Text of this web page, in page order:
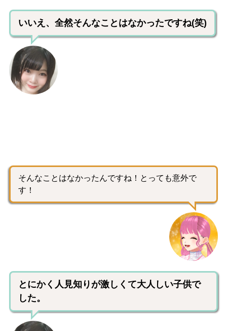
いいえ、全然そんなことはなかったですね(笑)
そんなことはなかったんですね！とっても意外で
す！
とにかく人見知りが激しくて大人しい子供で
した。